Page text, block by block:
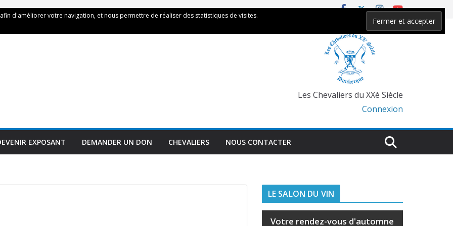
Les Chevaliers du XXè Siècle
Connexion
EXPOSANT DEMANDER UN DON CHEVALIERS NOUS CONTACTER
LE SALON DU VIN
Votre rendez-vous d'automne
d'améliorer votre navigation, et nous permettre de réaliser des statistiques de visites.